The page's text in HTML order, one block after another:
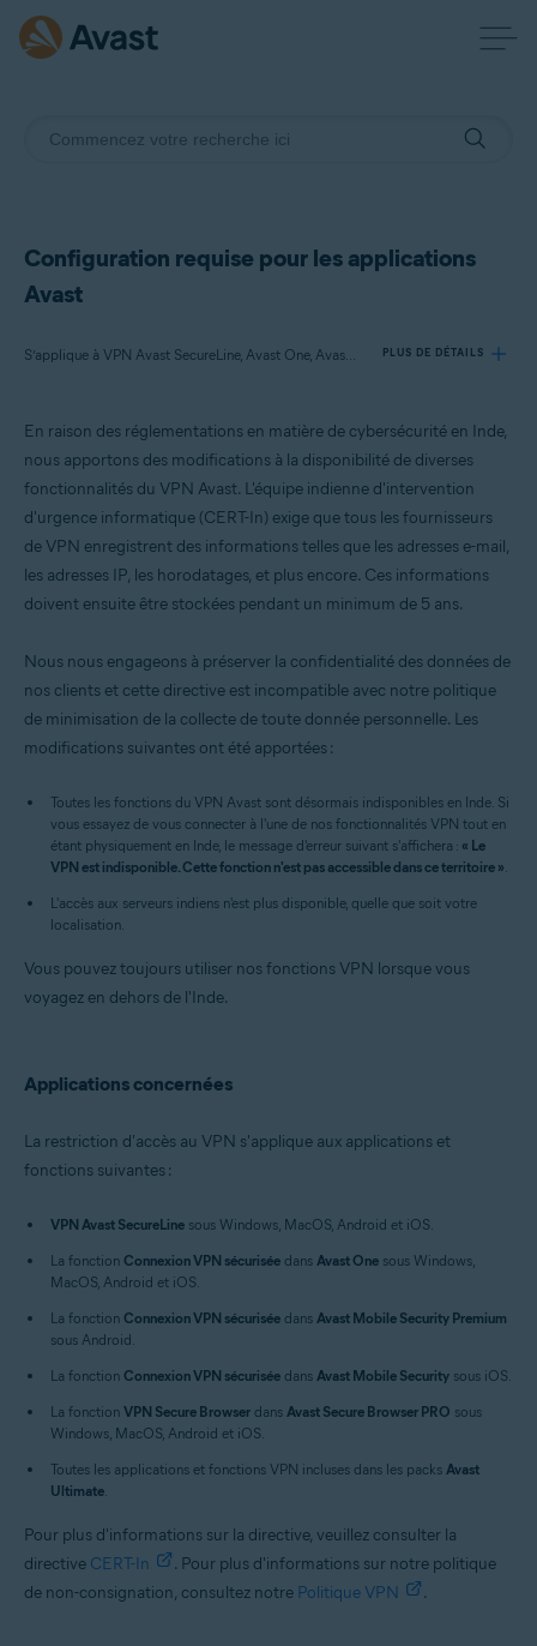
Configuration requise pour les applications
Avast
S’applique à VPN Avast SecureLine, Avast One, Avast Mobile Security Premium, Avast Secure Browser PRO PLUS DE DÉTAILS
Avast One
Avast Mobile Security Premium
Avast Secure Browser PRO
En raison des réglementations en matière de cybersécurité en Inde,
nous apportons des modifications à la disponibilité de diverses
fonctionnalités du VPN Avast. L'équipe indienne d'intervention
d'urgence informatique (CERT-In) exige que tous les fournisseurs
de VPN enregistrent des informations telles que les adresses e-mail,
les adresses IP, les horodatages, et plus encore. Ces informations
doivent ensuite être stockées pendant un minimum de 5 ans.
Nous nous engageons à préserver la confidentialité des données de
nos clients et cette directive est incompatible avec notre politique
de minimisation de la collecte de toute donnée personnelle. Les
modifications suivantes ont été apportées :
Toutes les fonctions du VPN Avast sont désormais indisponibles en Inde. Si
vous essayez de vous connecter à l'une de nos fonctionnalités VPN tout en
étant physiquement en Inde, le message d'erreur suivant s'affichera : « Le
VPN est indisponible. Cette fonction n'est pas accessible dans ce territoire ».
L'accès aux serveurs indiens n'est plus disponible, quelle que soit votre
localisation.
Vous pouvez toujours utiliser nos fonctions VPN lorsque vous
voyagez en dehors de l'Inde.
Applications concernées
La restriction d'accès au VPN s'applique aux applications et
fonctions suivantes :
VPN Avast SecureLine sous Windows, MacOS, Android et iOS.
La fonction Connexion VPN sécurisée dans Avast One sous Windows,
MacOS, Android et iOS.
La fonction Connexion VPN sécurisée dans Avast Mobile Security Premium
sous Android.
La fonction Connexion VPN sécurisée dans Avast Mobile Security sous iOS.
La fonction VPN Secure Browser dans Avast Secure Browser PRO sous
Windows, MacOS, Android et iOS.
Toutes les applications et fonctions VPN incluses dans les packs Avast
Ultimate.
Pour plus d'informations sur la directive, veuillez consulter la
directive CERT-In
. Pour plus d'informations sur notre politique
de non-consignation, consultez notre Politique VPN .